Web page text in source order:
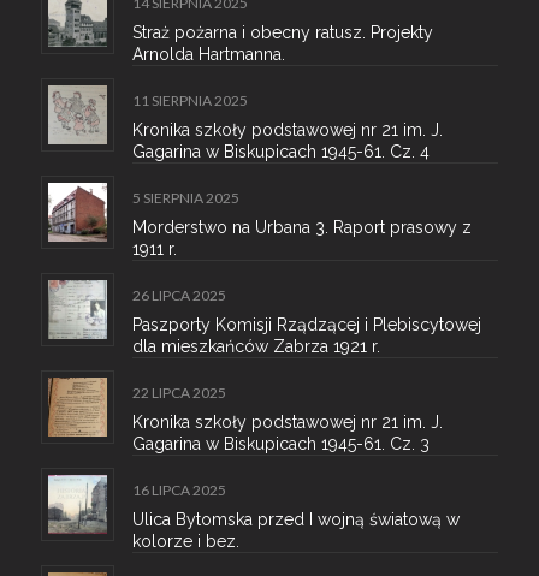
Straż pożarna i obecny ratusz. Projekty
Arnolda Hartmanna.
11 SIERPNIA 2025
Kronika szkoły podstawowej nr 21 im. J.
Gagarina w Biskupicach 1945-61. Cz. 4
5 SIERPNIA 2025
Morderstwo na Urbana 3. Raport prasowy z
1911 r.
26 LIPCA 2025
Paszporty Komisji Rządzącej i Plebiscytowej
dla mieszkańców Zabrza 1921 r.
22 LIPCA 2025
Kronika szkoły podstawowej nr 21 im. J.
Gagarina w Biskupicach 1945-61. Cz. 3
16 LIPCA 2025
Ulica Bytomska przed I wojną światową w
kolorze i bez.